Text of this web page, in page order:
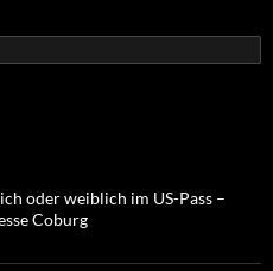
oder weiblich im US-Pass –
Coburg